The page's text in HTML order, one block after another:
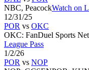
NBC, PeacockWatch on
12/31/25
POR vs OKC
OKC: FanDuel Sports
League Pass
1/2/26
POR vs NOP